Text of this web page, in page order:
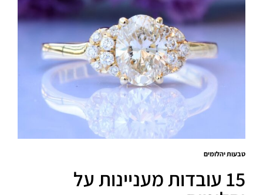
טבעות יהלומים
15 עובדות מעניינות על